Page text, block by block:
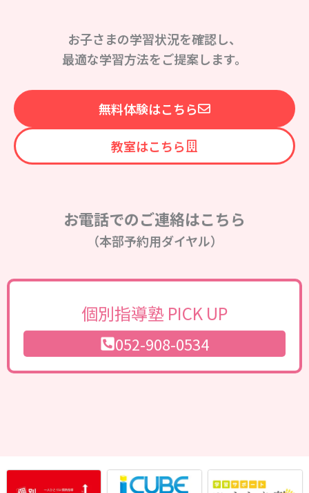
お子さまの学習状況を確認し、
最適な学習方法をご提案します。
無料体験はこちら
教室はこちら
お電話でのご連絡はこちら
（本部予約用ダイヤル）
個別指導塾 PICK UP
052-908-0534